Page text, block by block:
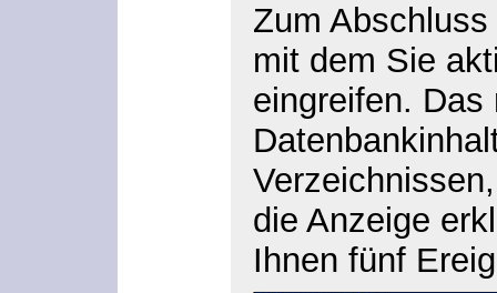
Zum
mit dem Sie
eingreifen.
die Anzeige
Ihnen fünf